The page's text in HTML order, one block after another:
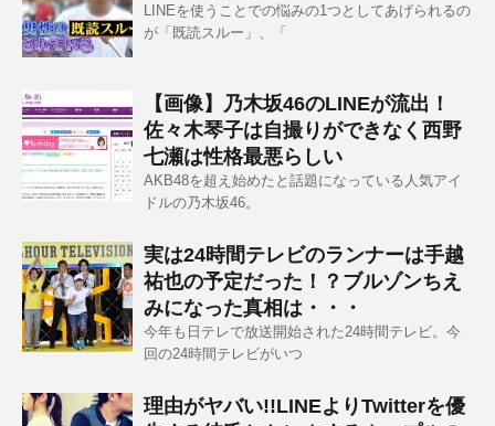
LINEを使うことでの悩みの1つとしてあげられるの
が「既読スルー」、「
【画像】乃木坂46のLINEが流出！
佐々木琴子は自撮りができなく西野
七瀬は性格最悪らしい
AKB48を超え始めたと話題になっている人気アイ
ドルの乃木坂46。
実は24時間テレビのランナーは手越
祐也の予定だった！？ブルゾンちえ
みになった真相は・・・
今年も日テレで放送開始された24時間テレビ。今
回の24時間テレビがいつ
理由がヤバい!!LINEよりTwitterを優